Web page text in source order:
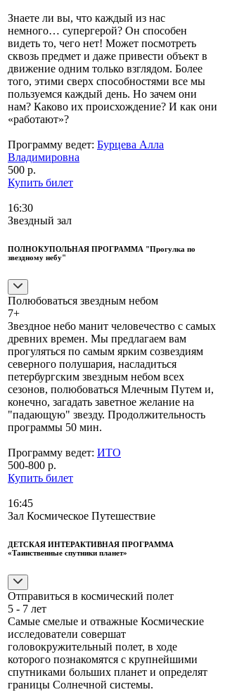
Знаете ли вы, что каждый из нас
немного… супергерой? Он способен
видеть то, чего нет! Может посмотреть
сквозь предмет и даже привести объект в
движение одним только взглядом. Более
того, этими сверх способностями все мы
пользуемся каждый день. Но зачем они
нам? Каково их происхождение? И как они
«работают»?
Программу ведет: Бурцева Алла
Владимировна
500 р.
Купить билет
16:30
Звездный зал
ПОЛНОКУПОЛЬНАЯ ПРОГРАММА "Прогулка по
звездному небу"
Полюбоваться звездным небом
7+
Звездное небо манит человечество с самых
древних времен. Мы предлагаем вам
прогуляться по самым ярким созвездиям
северного полушария, насладиться
петербургским звездным небом всех
сезонов, полюбоваться Млечным Путем и,
конечно, загадать заветное желание на
"падающую" звезду. Продолжительность
программы 50 мин.
Программу ведет: ИТО
500-800 р.
Купить билет
16:45
Зал Космическое Путешествие
ДЕТСКАЯ ИНТЕРАКТИВНАЯ ПРОГРАММА
«Таинственные спутники планет»
Отправиться в космический полет
5 - 7 лет
Самые смелые и отважные Космические
исследователи совершат
головокружительный полет, в ходе
которого познакомятся с крупнейшими
спутниками больших планет и определят
границы Солнечной системы.